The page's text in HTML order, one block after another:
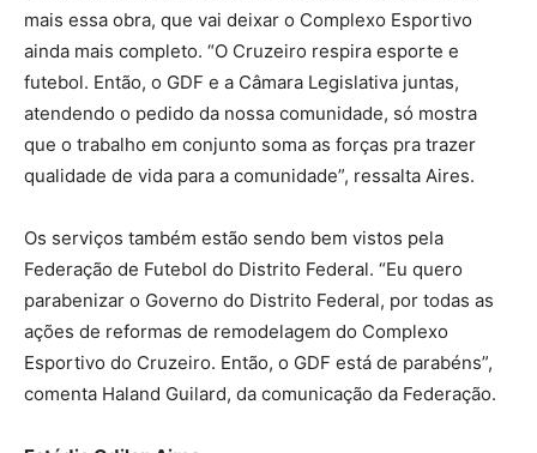
mais essa obra, que vai deixar o Complexo Esportivo
ainda mais completo. “O Cruzeiro respira esporte e
futebol. Então, o GDF e a Câmara Legislativa juntas,
atendendo o pedido da nossa comunidade, só mostra
que o trabalho em conjunto soma as forças pra trazer
qualidade de vida para a comunidade”, ressalta Aires.
Os serviços também estão sendo bem vistos pela
Federação de Futebol do Distrito Federal. “Eu quero
parabenizar o Governo do Distrito Federal, por todas as
ações de reformas de remodelagem do Complexo
Esportivo do Cruzeiro. Então, o GDF está de parabéns”,
comenta Haland Guilard, da comunicação da Federação.